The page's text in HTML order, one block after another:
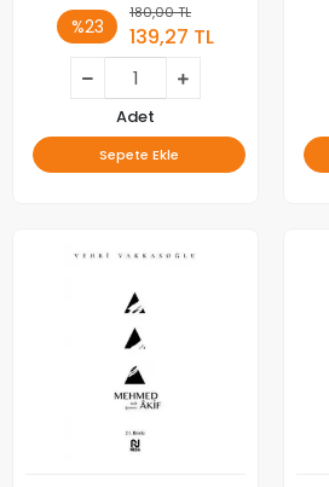
%23
180,00 TL
139,27 TL
Adet
Sepete Ekle